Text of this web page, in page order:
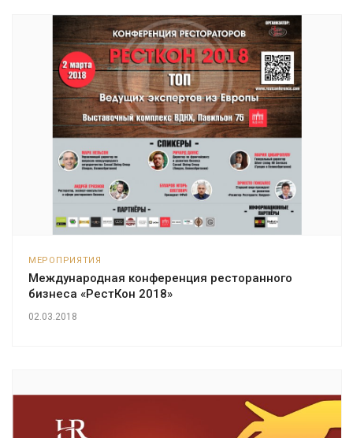
МЕРОПРИЯТИЯ
Международная конференция ресторанного
бизнеса «РестКон 2018»
02.03.2018